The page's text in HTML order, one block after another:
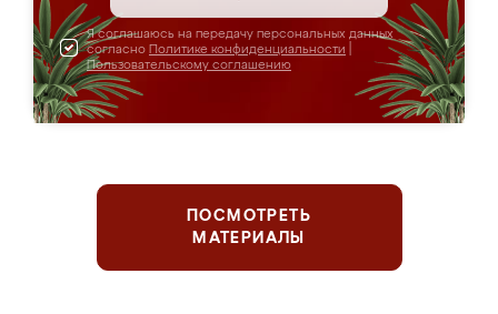
Я соглашаюсь на передачу персональных данных
согласно Политике конфиденциальности
Пользовательскому соглашению
ПОСМОТРЕТЬ
МАТЕРИАЛЫ